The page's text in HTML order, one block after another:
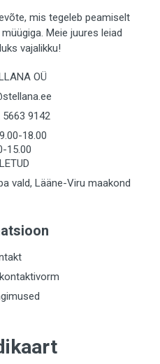
mis tegeleb peamiselt
Meie juures leiad
vajalikku!
OÜ
9142
18.00
15.00
vald, Lääne-Viru maakond